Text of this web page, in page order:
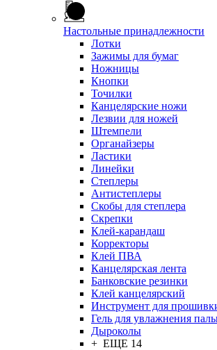
Настольные принадлежности
Лотки
Зажимы для бумаг
Ножницы
Кнопки
Точилки
Канцелярские ножи
Лезвии для ножей
Штемпели
Органайзеры
Ластики
Линейки
Степлеры
Антистеплеры
Скобы для степлера
Скрепки
Клей-карандаш
Корректоры
Клей ПВА
Канцелярская лента
Банковские резинки
Клей канцелярский
Инструмент для
Гель для увлажнения
Дыроколы
+ ЕЩЕ 14